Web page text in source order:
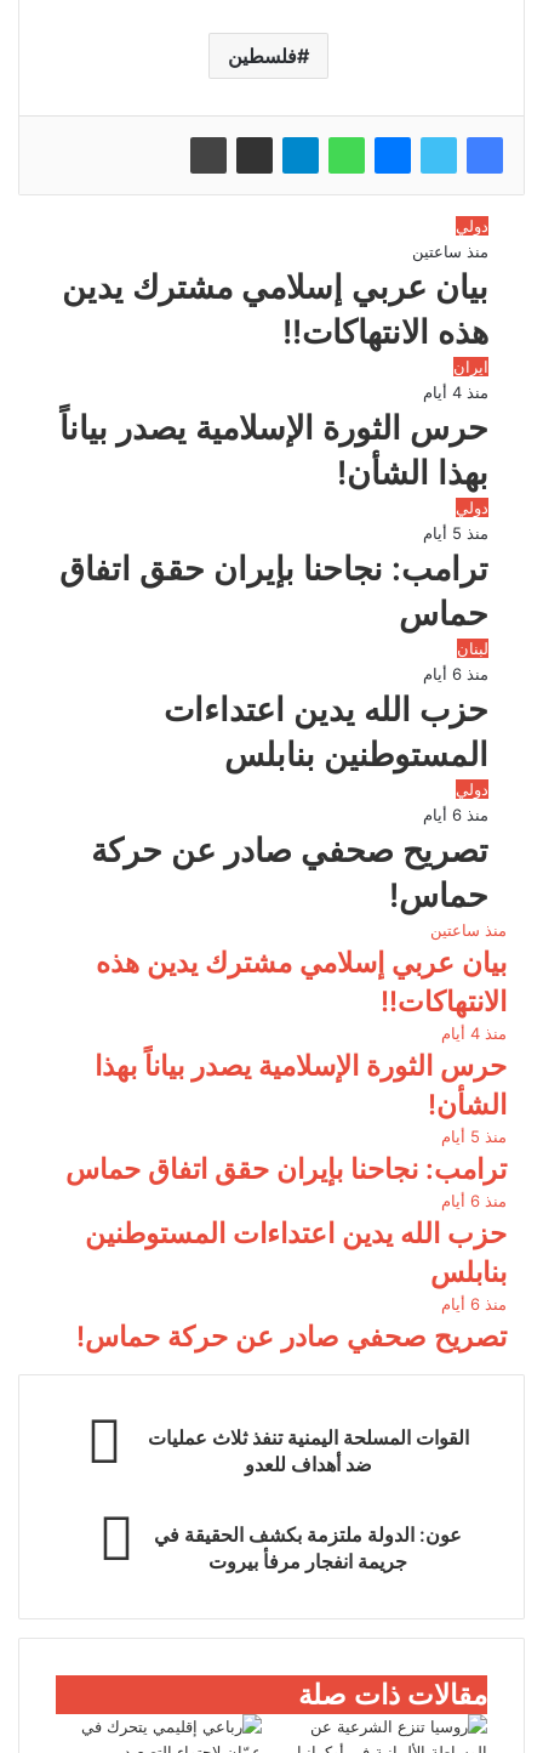
فلسطين
دولي
منذ ساعتين
بيان عربي إسلامي مشترك يدين
هذه الانتهاكات!!
ايران
منذ 4 أيام
حرس الثورة الإسلامية يصدر بياناً
بهذا الشأن!
دولي
منذ 5 أيام
ترامب: نجاحنا بإيران حقق اتفاق
حماس
لبنان
منذ 6 أيام
حزب الله يدين اعتداءات
المستوطنين بنابلس
دولي
منذ 6 أيام
تصريح صحفي صادر عن حركة
حماس!
منذ ساعتين
بيان عربي إسلامي مشترك يدين هذه
الانتهاكات!!
منذ 4 أيام
حرس الثورة الإسلامية يصدر بياناً بهذا
الشأن!
منذ 5 أيام
ترامب: نجاحنا بإيران حقق اتفاق حماس
منذ 6 أيام
حزب الله يدين اعتداءات المستوطنين
بنابلس
منذ 6 أيام
تصريح صحفي صادر عن حركة حماس!
القوات المسلحة اليمنية تنفذ ثلاث عمليات
ضد أهداف للعدو
عون: الدولة ملتزمة بكشف الحقيقة في
جريمة انفجار مرفأ بيروت
مقالات ذات صلة